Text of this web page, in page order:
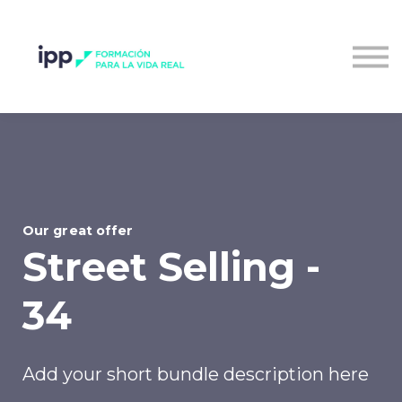
Our great offer
Street Selling -
34
Add your short bundle description here